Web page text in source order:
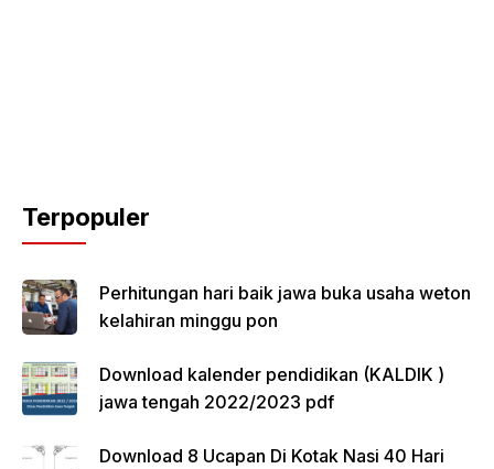
Terpopuler
Perhitungan hari baik jawa buka usaha weton
kelahiran minggu pon
Download kalender pendidikan (KALDIK )
jawa tengah 2022/2023 pdf
Download 8 Ucapan Di Kotak Nasi 40 Hari